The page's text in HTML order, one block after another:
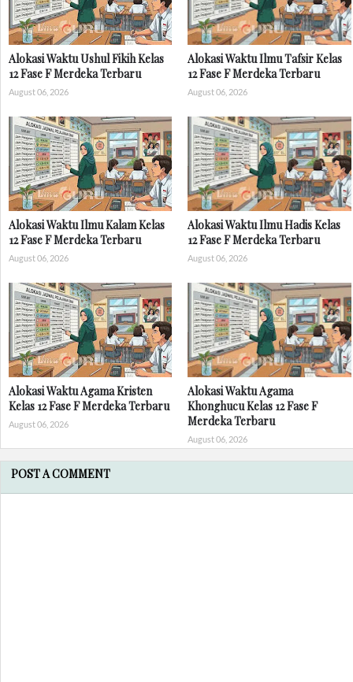
Alokasi Waktu Ushul Fikih Kelas
12 Fase F Merdeka Terbaru
August 06, 2026
Alokasi Waktu Ilmu Tafsir Kelas
12 Fase F Merdeka Terbaru
August 06, 2026
Alokasi Waktu Ilmu Kalam Kelas
12 Fase F Merdeka Terbaru
August 06, 2026
Alokasi Waktu Ilmu Hadis Kelas
12 Fase F Merdeka Terbaru
August 06, 2026
Alokasi Waktu Agama Kristen
Kelas 12 Fase F Merdeka Terbaru
August 06, 2026
Alokasi Waktu Agama
Khonghucu Kelas 12 Fase F
Merdeka Terbaru
August 06, 2026
POST A COMMENT